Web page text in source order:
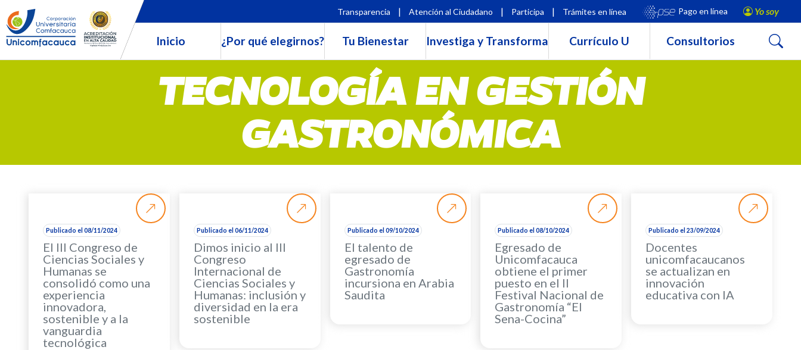
Transparencia | Atención al Ciudadano | Participa | Trámites en línea Pago en línea Yo soy
Inicio ¿Por qué elegirnos? Tu Bienestar Investiga y Transforma Currículo U Consultorios Buscar
TECNOLOGÍA EN GESTIÓN
GASTRONÓMICA
Publicado el 08/11/2024
El III Congreso de
Ciencias Sociales y
Humanas se
consolidó como una
experiencia
innovadora,
sostenible y a la
vanguardia
tecnológica
Publicado el 06/11/2024
Dimos inicio al III
Congreso
Internacional de
Ciencias Sociales y
Humanas: inclusión y
diversidad en la era
sostenible
Publicado el 09/10/2024
El talento de
egresado de
Gastronomía
incursiona en Arabia
Saudita
Publicado el 08/10/2024
Egresado de
Unicomfacauca
obtiene el primer
puesto en el II
Festival Nacional de
Gastronomía “El
Sena-Cocina”
Publicado el 23/09/2024
Docentes
unicomfacaucanos
se actualizan en
innovación
educativa con IA